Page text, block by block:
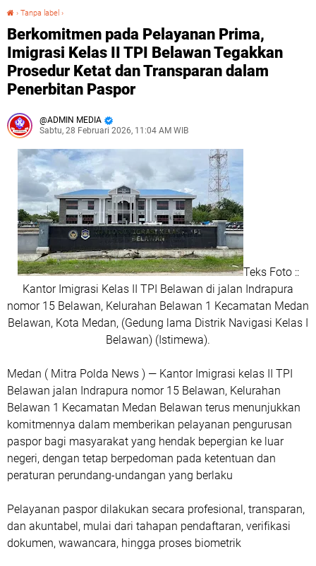
› Tanpa label ›
Berkomitmen pada Pelayanan Prima,
Imigrasi Kelas II TPI Belawan Tegakkan
Prosedur Ketat dan Transparan dalam
Penerbitan Paspor
ADMIN MEDIA
Sabtu, 28 Februari 2026, 11:04 AM WIB
Teks Foto ::
Kantor Imigrasi Kelas II TPI Belawan di jalan Indrapura
nomor 15 Belawan, Kelurahan Belawan 1 Kecamatan Medan
Belawan, Kota Medan, (Gedung lama Distrik Navigasi Kelas I
Belawan) (Istimewa).
Medan ( Mitra Polda News ) — Kantor Imigrasi kelas II TPI
Belawan jalan Indrapura nomor 15 Belawan, Kelurahan
Belawan 1 Kecamatan Medan Belawan terus menunjukkan
komitmennya dalam memberikan pelayanan pengurusan
paspor bagi masyarakat yang hendak bepergian ke luar
negeri, dengan tetap berpedoman pada ketentuan dan
peraturan perundang-undangan yang berlaku
Pelayanan paspor dilakukan secara profesional, transparan,
dan akuntabel, mulai dari tahapan pendaftaran, verifikasi
dokumen, wawancara, hingga proses biometrik